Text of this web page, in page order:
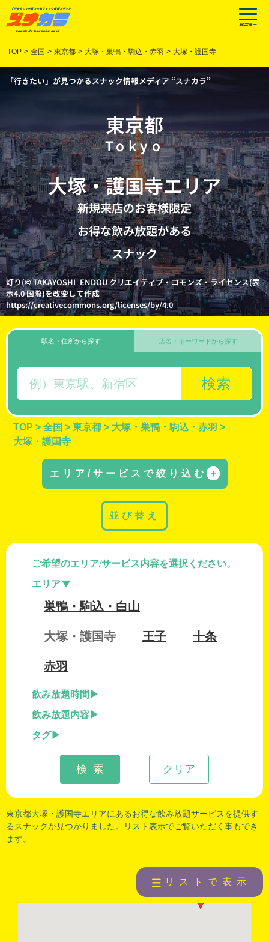
TOP > 全国 > 東京都 > 大塚・巣鴨・駒込・赤羽 > 大塚・護国寺
「行きたい」が見つかるスナック情報メディア “スナカラ”
東京都
Tokyo
大塚・護国寺エリア
新規来店のお客様限定
お得な飲み放題がある
スナック
灯り(© TAKAYOSHI_ENDOU クリエイティブ・コモンズ・ライセンス(表
示4.0 国際)を改変して作成
https://creativecommons.org/licenses/by/4.0
駅名・住所から探す
検索
店名・キーワードから探す
TOP > 全国 > 東京都 > 大塚・巣鴨・駒込・赤羽 >
大塚・護国寺
エリア/サービスで絞り込む ＋
ご希望のエリア/サービス内容を選択ください。
エリア
巣鴨・駒込・白山
大塚・護国寺 王子 十条
赤羽
飲み放題時間
飲み放題内容
タグ
クリア
検 索
並び替え
東京都大塚 ・ 護国寺エリアにあるお得な飲み放題サービスを提供す
るスナックが見つかりました。リスト表示でご覧いただく事もでき
ます。
リストで表示